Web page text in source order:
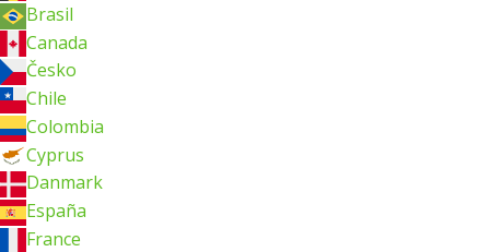
Brasil
Canada
Česko
Chile
Colombia
Cyprus
Danmark
España
France